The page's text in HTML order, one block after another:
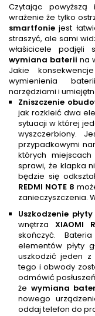
Czytając
wrażenie że tylko
smartfonie jest
straszyć, ale sami
właśicicele podjęli
wymiana baterii na
Jakie
wymienienia
narzędziami i
Zniszczenie
jak rozkleić dwa
sytuacji w której
wyszczerbiony.
przypadkowymi
których
sprawi, że klapka
będzie się
REDMI NOTE 8
zanieczyszczenia.
Uszkodzenie
wnętrzaXIAOMI
skończyć.
elementów płyty
uszkodzić jeden
tego i obwody
odmówić
że wymiana
nowego
oddaj telefon do